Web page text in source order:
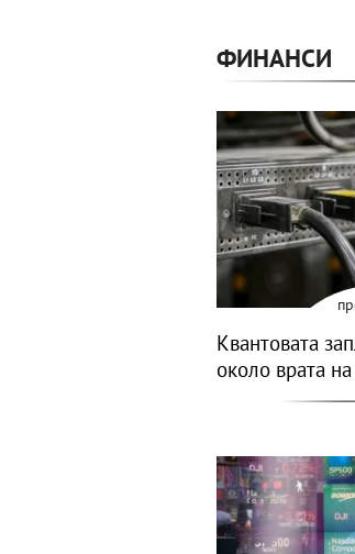
ФИНАНСИ
Квантовата
около врата